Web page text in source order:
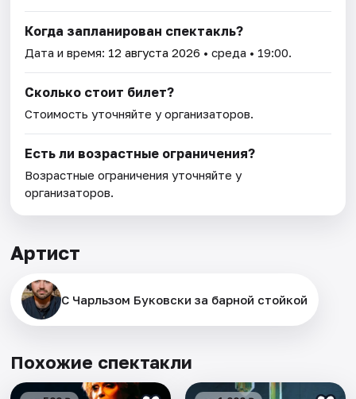
Когда запланирован спектакль?
Дата и время: 12 августа 2026 • среда • 19:00.
Сколько стоит билет?
Стоимость уточняйте у организаторов.
Есть ли возрастные ограничения?
Возрастные ограничения уточняйте у
организаторов.
Артист
С Чарльзом Буковски за барной стойкой
Похожие спектакли